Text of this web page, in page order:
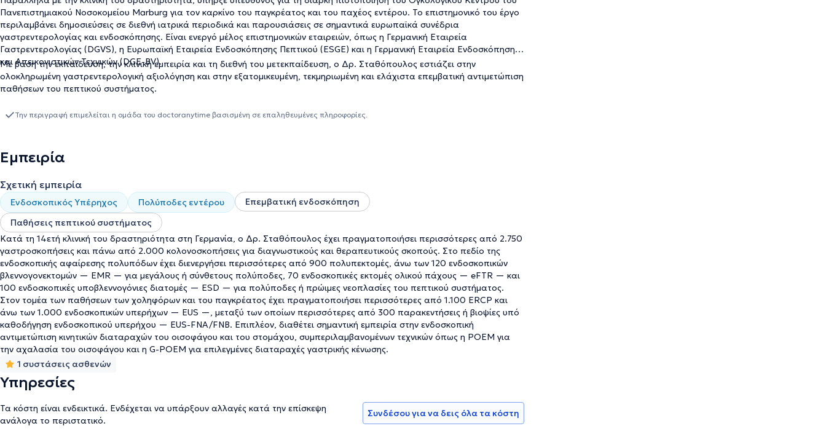
Πανεπιστημιακού Νοσοκομείου Marburg για τον καρκίνο του παγκρέατος και του παχέος εντέρου. Το επιστημονικό του έργο
περιλαμβάνει δημοσιεύσεις σε διεθνή ιατρικά περιοδικά και παρουσιάσεις σε σημαντικά ευρωπαϊκά συνέδρια
γαστρεντερολογίας και ενδοσκόπησης. Είναι ενεργό μέλος επιστημονικών εταιρειών, όπως η Γερμανική Εταιρεία
Γαστρεντερολογίας (DGVS), η Ευρωπαϊκή Εταιρεία Ενδοσκόπησης Πεπτικού (ESGE) και η Γερμανική Εταιρεία Ενδοσκόπησης
και Απεικονιστικών Τεχνικών (DGE-BV).
Με βάση την εκπαίδευση, την κλινική εμπειρία και τη διεθνή του μετεκπαίδευση, ο Δρ. Σταθόπουλος εστιάζει στην
ολοκληρωμένη γαστρεντερολογική αξιολόγηση και στην εξατομικευμένη, τεκμηριωμένη και ελάχιστα επεμβατική αντιμετώπιση
παθήσεων του πεπτικού συστήματος.
Την περιγραφή επιμελείται η ομάδα του doctoranytime βασισμένη σε επαληθευμένες πληροφορίες.
Εμπειρία
Σχετική εμπειρία
Ενδοσκοπικός Υπέρηχος Πολύποδες εντέρου
Επεμβατική ενδοσκόπηση
Παθήσεις πεπτικού συστήματος
Κατά τη 14ετή κλινική του δραστηριότητα στη Γερμανία, ο Δρ. Σταθόπουλος έχει πραγματοποιήσει περισσότερες από 2.750
γαστροσκοπήσεις και πάνω από 2.000 κολονοσκοπήσεις για διαγνωστικούς και θεραπευτικούς σκοπούς. Στο πεδίο της
ενδοσκοπικής αφαίρεσης πολυπόδων έχει διενεργήσει περισσότερες από 900 πολυπεκτομές, άνω των 120 ενδοσκοπικών
βλεννογονεκτομών — EMR — για μεγάλους ή σύνθετους πολύποδες, 70 ενδοσκοπικές εκτομές ολικού πάχους — eFTR — και
100 ενδοσκοπικές υποβλεννογόνιες διατομές — ESD — για πολύποδες ή πρώιμες νεοπλασίες του πεπτικού συστήματος.
Στον τομέα των παθήσεων των χοληφόρων και του παγκρέατος έχει πραγματοποιήσει περισσότερες από 1.100 ERCP και
άνω των 1.000 ενδοσκοπικών υπερήχων — EUS —, μεταξύ των οποίων περισσότερες από 300 παρακεντήσεις ή βιοψίες υπό
καθοδήγηση ενδοσκοπικού υπερήχου — EUS-FNA/FNB. Επιπλέον, διαθέτει σημαντική εμπειρία στην ενδοσκοπική
αντιμετώπιση κινητικών διαταραχών του οισοφάγου και του στομάχου, συμπεριλαμβανομένων τεχνικών όπως η POEM για
την αχαλασία του οισοφάγου και η G-POEM για επιλεγμένες διαταραχές γαστρικής κένωσης.
1 συστάσεις ασθενών
Υπηρεσίες
Τα κόστη είναι ενδεικτικά. Ενδέχεται να υπάρξουν αλλαγές κατά την επίσκεψη
ανάλογα το περιστατικό.
Συνδέσου για να δεις όλα τα κόστη